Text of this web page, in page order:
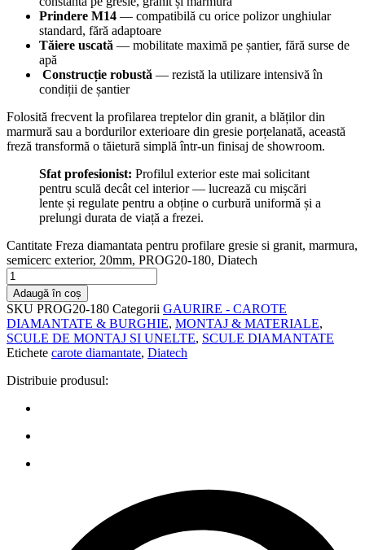
Prindere M14 — compatibilă cu orice polizor unghiular
standard, fără adaptoare
Tăiere uscată — mobilitate maximă pe șantier, fără surse de
apă
Construcție robustă — rezistă la utilizare intensivă în
condiții de șantier
Folosită frecvent la profilarea treptelor din granit, a blăților din
marmură sau a bordurilor exterioare din gresie porțelanată, această
freză transformă o tăietură simplă într-un finisaj de showroom.
Sfat profesionist: Profilul exterior este mai solicitant
pentru sculă decât cel interior — lucrează cu mișcări
lente și regulate pentru a obține o curbură uniformă și a
prelungi durata de viață a frezei.
Cantitate Freza diamantata pentru profilare gresie si granit, marmura,
semicerc exterior, 20mm, PROG20-180, Diatech
Adaugă în coș
SKU PROG20-180 Categorii GAURIRE - CAROTE
DIAMANTATE & BURGHIE, MONTAJ & MATERIALE,
SCULE DE MONTAJ SI UNELTE, SCULE DIAMANTATE
Etichete carote diamantate, Diatech
Distribuie produsul: